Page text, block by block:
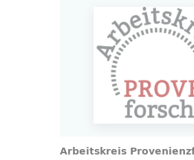
Arbeitskreis